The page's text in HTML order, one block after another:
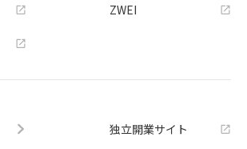
ZWEI
独立開業サイト